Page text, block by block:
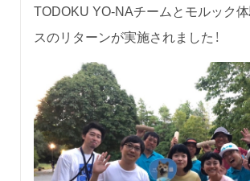
TODOKU YO-NAチームとモルック
スのリターンが実施されました！